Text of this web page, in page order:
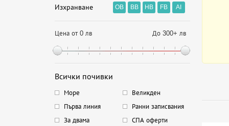
Изхранване OB BB HB FB AI
Цена от 0 лв До 300+ лв
Всички почивки
Море
Великден
Първа линия
Ранни записвания
За двама
СПА оферти